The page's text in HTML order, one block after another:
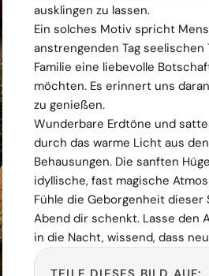
ausklingen zu lassen.
Ein solches Motiv spricht
anstrengenden Tag
Familie eine liebevolle
möchten. Es erinnert uns
zu genießen.
Wunderbare Erdtöne und
durch das warme Licht aus
Behausungen. Die sanften
idyllische, fast magische
Fühle die Geborgenheit
Abend dir schenkt. Lasse den
in die Nacht, wissend, dass